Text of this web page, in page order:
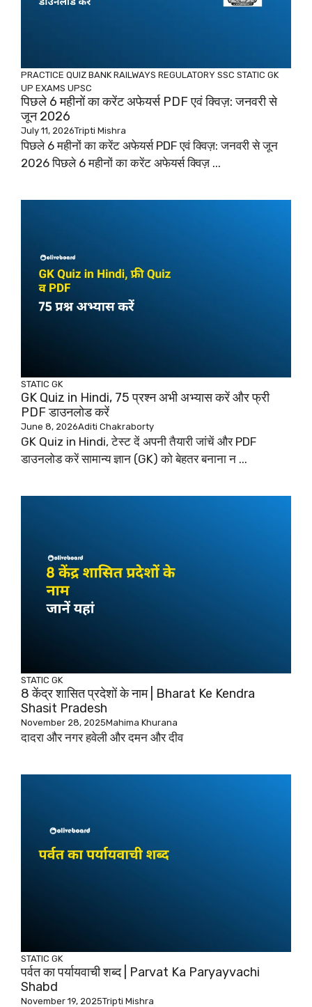
PRACTICE QUIZ BANK RAILWAYS REGULATORY SSC STATIC GK
UP EXAMS UPSC
पिछले 6 महीनों का करेंट अफेयर्स PDF एवं क्विज़: जनवरी से
जून 2026
July 11, 2026Tripti Mishra
पिछले 6 महीनों का करेंट अफेयर्स PDF एवं क्विज़: जनवरी से जून
2026 पिछले 6 महीनों का करेंट अफेयर्स क्विज़ ...
STATIC GK
GK Quiz in Hindi, 75 प्रश्न अभी अभ्यास करें और फ्री
PDF डाउनलोड करें
June 8, 2026Aditi Chakraborty
GK Quiz in Hindi, टेस्ट दें अपनी तैयारी जांचें और PDF
डाउनलोड करें सामान्य ज्ञान (GK) को बेहतर बनाना न ...
STATIC GK
8 केंद्र शासित प्रदेशों के नाम | Bharat Ke Kendra
Shasit Pradesh
November 28, 2025Mahima Khurana
दादरा और नगर हवेली और दमन और दीव
STATIC GK
पर्वत का पर्यायवाची शब्द | Parvat Ka Paryayvachi
Shabd
November 19, 2025Tripti Mishra